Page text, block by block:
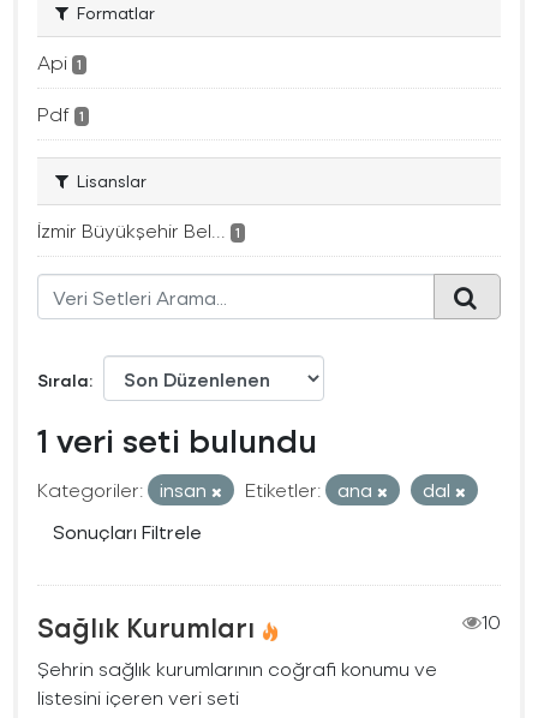
Formatlar
Api 1
Pdf 1
Lisanslar
İzmir Büyükşehir Bel... 1
Sırala
1 veri seti bulundu
Kategoriler: insan Etiketler: ana
dal
Sonuçları Filtrele
Sağlık Kurumları
10
Şehrin sağlık kurumlarının coğrafi konumu ve
listesini içeren veri seti